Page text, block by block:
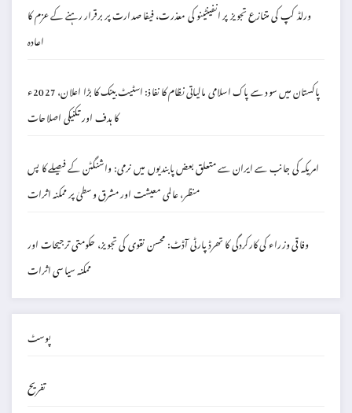
ورلڈ کپ کی متنازع تجویز پر انفینٹینو کی معذرت، فیفا صدارت پر برقرار رہنے کے عزم کا
اعادہ
پاکستان میں سود سے پاک اسلامی مالیاتی نظام کا نفاذ: اسٹیٹ بینک کا بڑا اعلان، 2027ء
کا ہدف اور تکنیکی اصلاحات
امریکہ کی جانب سے ایران سے متعلق بعض پابندیوں میں نرمی: واشنگٹن کے فیصلے کا پس
منظر، عالمی معیشت اور مشرق وسطیٰ پر ممکنہ اثرات
وفاقی وزراء کی کارکردگی کا تھرڈ پارٹی آڈٹ: محسن نقوی کی تجویز، حکومتی ترجیحات اور
ممکنہ سیاسی اثرات
پوسٹ
تفریح